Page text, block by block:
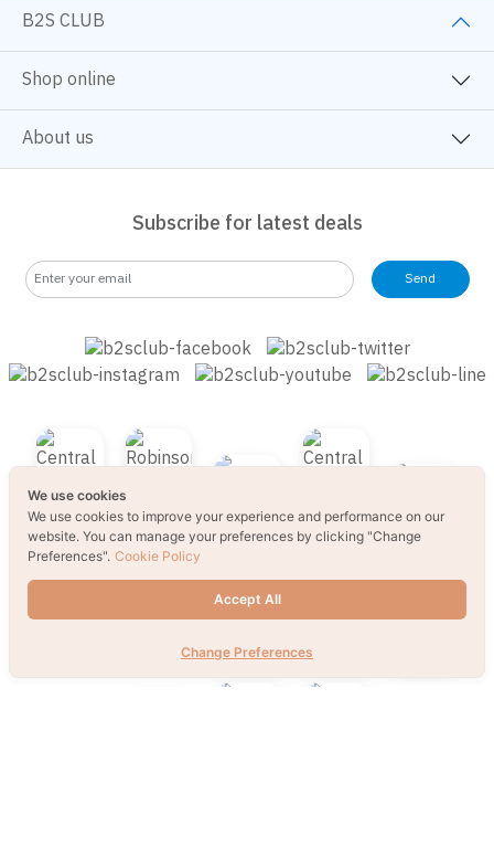
B2S CLUB
Shop online
About us
Subscribe for latest deals
Send
We use cookies
We use cookies to improve your experience and performance on our
website. You can manage your preferences by clicking "Change
Preferences". Cookie Policy
Accept All
Change Preferences